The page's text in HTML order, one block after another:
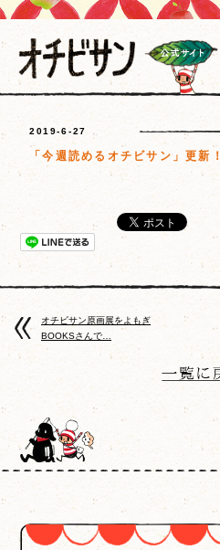
2019-6-27
「今週読めるオチビサン」更新！
オチビサン原画展をよもぎ
BOOKSさんで…